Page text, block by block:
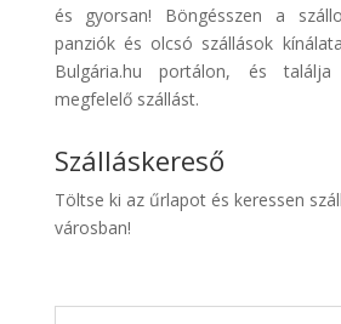
Discover
Cars
Transzfer
Kiwi
Taxi
és gyorsan! Böngésszen a
panziók és olcsó szállások
Bulgária.hu portálon, és
megfelelő szállást.
Szálláskereső
Töltse ki az űrlapot és keressen
városban!